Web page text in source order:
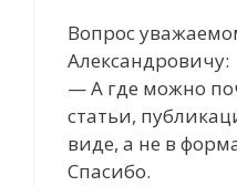
Вопрос
Александровичу:
— А где можно
статьи,
виде, а не в
Спасибо.